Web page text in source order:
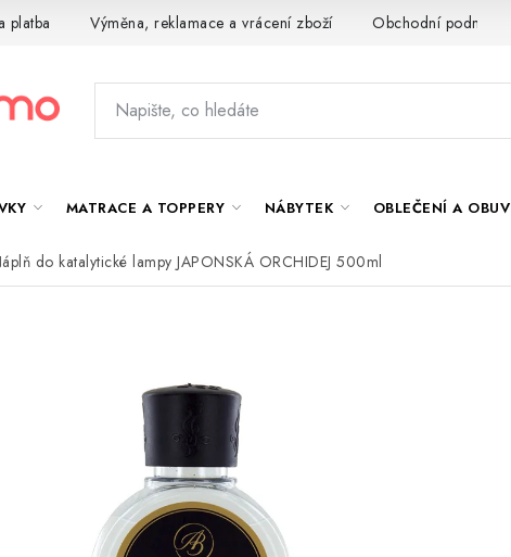
platba Výměna, reklamace a vrácení zboží Obchodní podmínky
MATRACE A TOPPERY NÁBYTEK OBLEČENÍ A OBUV
do katalytické lampy JAPONSKÁ ORCHIDEJ 500ml